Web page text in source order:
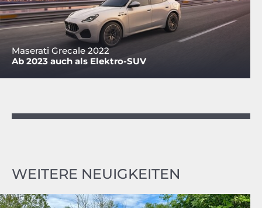
Maserati Grecale 2022
Ab 2023 auch als Elektro-SUV
WEITERE NEUIGKEITEN